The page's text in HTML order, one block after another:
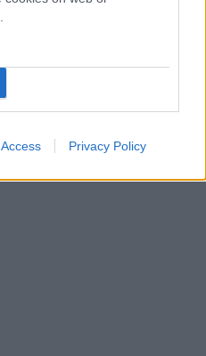
Privacy Policy
γενέθλιά της